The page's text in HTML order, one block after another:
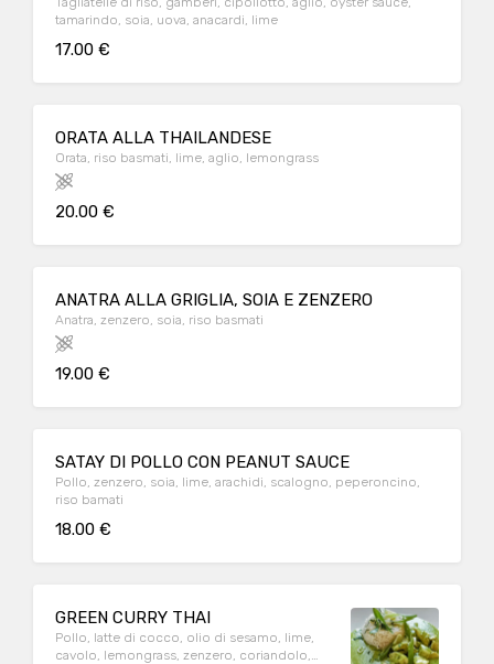
tamarindo, soia, uova, anacardi, lime
17.00 €
ORATA ALLA THAILANDESE
Orata, riso basmati, lime, aglio, lemongrass
20.00 €
ANATRA ALLA GRIGLIA, SOIA E ZENZERO
Anatra, zenzero, soia, riso basmati
19.00 €
SATAY DI POLLO CON PEANUT SAUCE
Pollo, zenzero, soia, lime, arachidi, scalogno, peperoncino,
riso bamati
18.00 €
GREEN CURRY THAI
Pollo, latte di cocco, olio di sesamo, lime,
cavolo, lemongrass, zenzero, coriandolo,